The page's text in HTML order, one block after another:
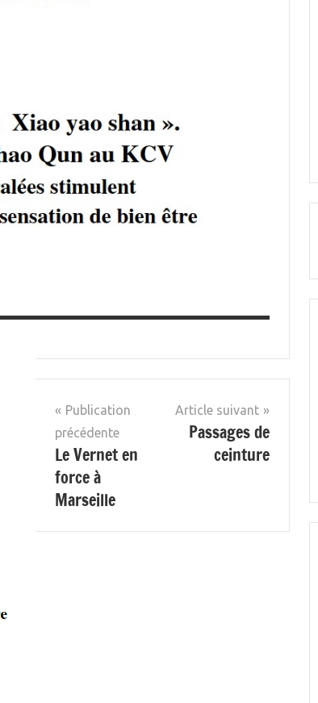
Publication
précédente
Le Vernet en
force à
Marseille
Article suivant
Passages de
ceinture